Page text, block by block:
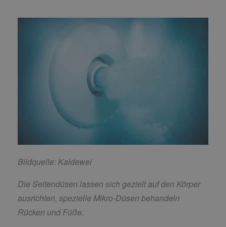
Bildquelle: Kaldewei
Die Seitendüsen lassen sich gezielt auf den Körper
ausrichten, spezielle Mikro-Düsen behandeln
Rücken und Füße.